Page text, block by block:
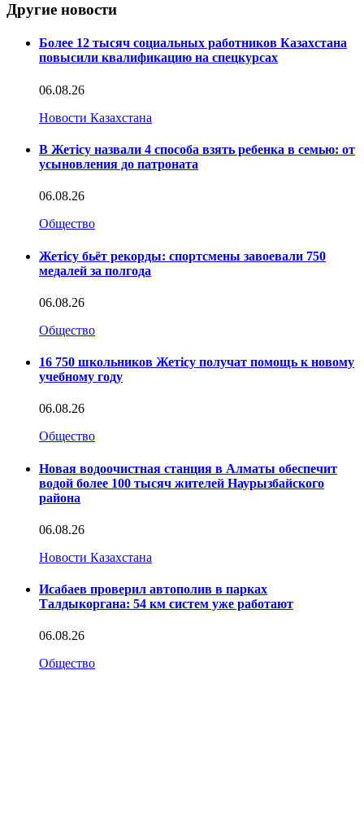
Другие новости
Более 12 тысяч социальных работников Казахстана
повысили квалификацию на спецкурсах
06.08.26
Новости Казахстана
В Жетісу назвали 4 способа взять ребенка в семью: от
усыновления до патроната
06.08.26
Общество
Жетісу бьёт рекорды: спортсмены завоевали 750
медалей за полгода
06.08.26
Общество
16 750 школьников Жетісу получат помощь к новому
учебному году
06.08.26
Общество
Новая водоочистная станция в Алматы обеспечит
водой более 100 тысяч жителей Наурызбайского
района
06.08.26
Новости Казахстана
Исабаев проверил автополив в парках
Талдыкоргана: 54 км систем уже работают
06.08.26
Общество